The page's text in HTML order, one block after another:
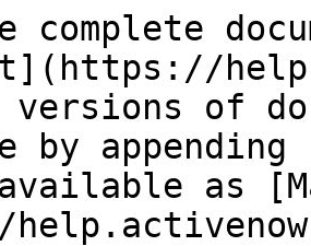
complete
versions of
by
as